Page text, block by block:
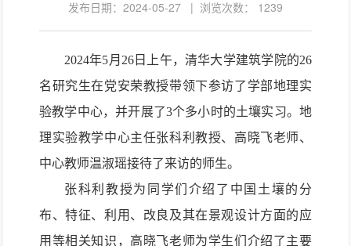
发布日期：2024-05-27 | 浏览次数： 1239
2024年5月26日 上午，清华大学建筑学院的26
名研究生在党安荣教授带领下参访了学部地理实
验教学中心，并开展了3个多小时的土壤实习。地
理实验教学中心主任张科利教授、高晓飞老师、
中心教师温淑瑶接待了来访的师生。
张科利教授为同学们介绍了中国土壤的分
布、特征、利用、改良及其在景观设计方面的应
用等相关知识，高晓飞老师为学生们介绍了主要